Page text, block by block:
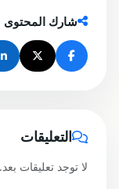
شارك المحتوى
التعليقات
لا توجد تعليقات بعد.